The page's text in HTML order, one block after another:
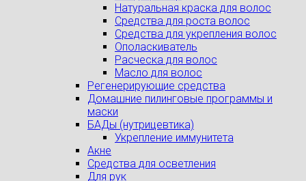
Натуральная краска для волос
Средства для роста волос
Средства для укрепления волос
Ополаскиватель
Расческа для волос
Масло для волос
Регенерирующие средства
Домашние пилинговые программы и
маски
БАДы (нутрицевтика)
Укрепление иммунитета
Акне
Средства для осветления
Для рук